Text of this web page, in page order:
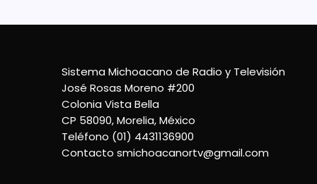
Sistema Michoacano de Radio y Televisión
José Rosas Moreno #200
Colonia Vista Bella
CP 58090, Morelia, México
Teléfono (01) 4431136900
Contacto smichoacanortv@gmail.com